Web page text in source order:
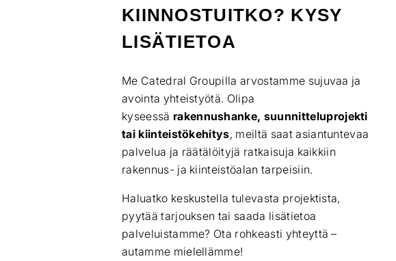
KIINNOSTUITKO? KYSY
LISÄTIETOA
Me Catedral Groupilla arvostamme sujuvaa ja
avointa yhteistyötä. Olipa
kyseessä rakennushanke, suunnitteluprojekti
tai kiinteistökehitys, meiltä saat asiantuntevaa
palvelua ja räätälöityjä ratkaisuja kaikkiin
rakennus- ja kiinteistöalan tarpeisiin.
Haluatko keskustella tulevasta projektista,
pyytää tarjouksen tai saada lisätietoa
palveluistamme? Ota rohkeasti yhteyttä –
autamme mielellämme!